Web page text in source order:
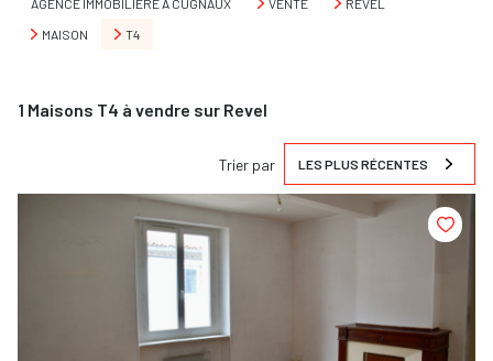
AGENCE IMMOBILIÈRE À CUGNAUX VENTE
REVEL
MAISON
T4
1 Maisons T4 à vendre sur Revel
Trier par LES PLUS RÉCENTES